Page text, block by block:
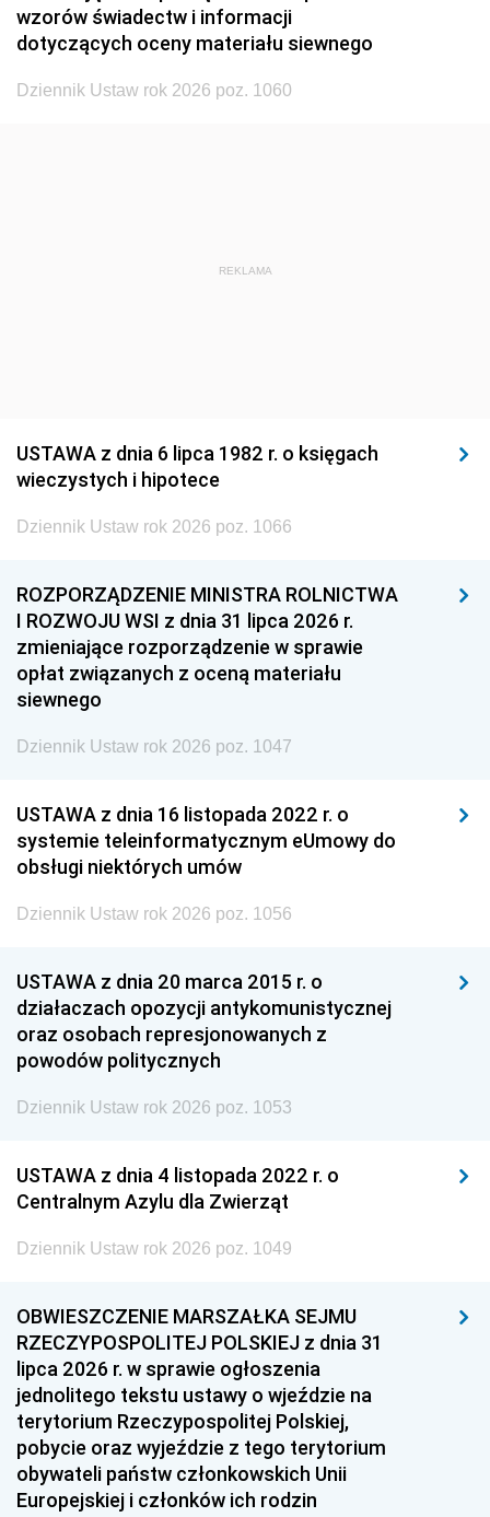
1923 1922
wzorów świadectw i informacji
dotyczących oceny materiału siewnego
Dziennik Ustaw rok 2026 poz. 1060
REKLAMA
USTAWA z dnia 6 lipca 1982 r. o księgach
wieczystych i hipotece
Dziennik Ustaw rok 2026 poz. 1066
ROZPORZĄDZENIE MINISTRA ROLNICTWA
I ROZWOJU WSI z dnia 31 lipca 2026 r.
zmieniające rozporządzenie w sprawie
opłat związanych z oceną materiału
siewnego
Dziennik Ustaw rok 2026 poz. 1047
USTAWA z dnia 16 listopada 2022 r. o
systemie teleinformatycznym eUmowy do
obsługi niektórych umów
Dziennik Ustaw rok 2026 poz. 1056
USTAWA z dnia 20 marca 2015 r. o
działaczach opozycji antykomunistycznej
oraz osobach represjonowanych z
powodów politycznych
Dziennik Ustaw rok 2026 poz. 1053
USTAWA z dnia 4 listopada 2022 r. o
Centralnym Azylu dla Zwierząt
Dziennik Ustaw rok 2026 poz. 1049
OBWIESZCZENIE MARSZAŁKA SEJMU
RZECZYPOSPOLITEJ POLSKIEJ z dnia 31
lipca 2026 r. w sprawie ogłoszenia
jednolitego tekstu ustawy o wjeździe na
terytorium Rzeczypospolitej Polskiej,
pobycie oraz wyjeździe z tego terytorium
obywateli państw członkowskich Unii
Europejskiej i członków ich rodzin